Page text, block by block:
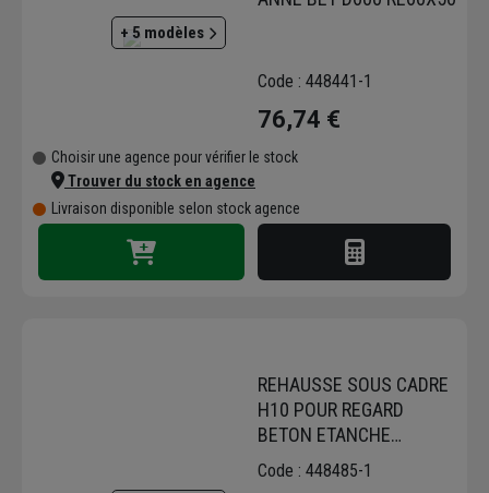
stabilité et sécurité, même dans des
conditions climatiques difficiles. Pillon Frères
combine un savoir-faire éprouvé à des
garantir des produits conformes aux normes
NF et européennes.
+ 5 modèles
Code : 448441-1
76,74 €
Choisir une agence pour vérifier le stock
Trouver du stock en agence
Livraison disponible selon stock agence
REHAUSSE SOUS CADRE
H10 POUR REGARD
BETON ETANCHE
D800/D1000
Code : 448485-1